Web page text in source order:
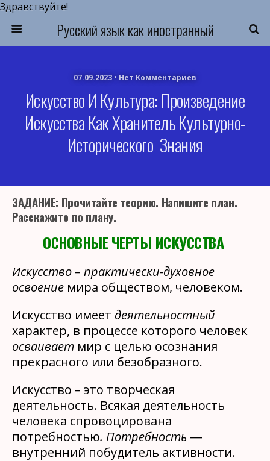
Здравствуйте!
Русский язык как иностранный
07.09.2023 • Нет Комментариев
Искусство И Культура: Произведение
Искусства Как Хранитель Культурно-
Исторического Знания
ЗАДАНИЕ: Прочитайте теорию. Напишите план.
Расскажите по плану.
ОСНОВНЫЕ ЧЕРТЫ ИСКУССТВА
Искусство – практически-духовное
освоение мира обществом, человеком.
Искусство имеет деятельностный
характер, в процессе которого человек
осваивает мир с целью осознания
прекрасного или безобразного.
Искусство – это творческая
деятельность. Всякая деятельность
человека спровоцирована
потребностью. Потребность ―
внутренний побудитель активности.